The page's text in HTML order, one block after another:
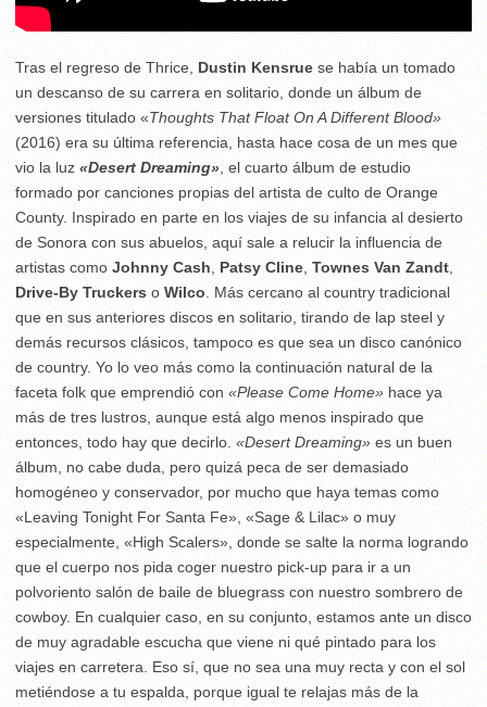
Tras el regreso de Thrice, Dustin Kensrue se había un tomado
un descanso de su carrera en solitario, donde un álbum de
versiones titulado «Thoughts That Float On A Different Blood»
(2016) era su última referencia, hasta hace cosa de un mes que
vio la luz «Desert Dreaming» , el cuarto álbum de estudio
formado por canciones propias del artista de culto de Orange
County. Inspirado en parte en los viajes de su infancia al desierto
de Sonora con sus abuelos, aquí sale a relucir la influencia de
artistas como Johnny Cash Patsy Cline Townes Van Zandt
Drive-By Truckers o Wilco . Más cercano al country tradicional
que en sus anteriores discos en solitario, tirando de lap steel y
demás recursos clásicos, tampoco es que sea un disco canónico
de country. Yo lo veo más como la continuación natural de la
faceta folk que emprendió con «Please Come Home» hace ya
más de tres lustros, aunque está algo menos inspirado que
entonces, todo hay que decirlo. «Desert Dreaming» es un buen
álbum, no cabe duda, pero quizá peca de ser demasiado
homogéneo y conservador, por mucho que haya temas como
«Leaving Tonight For Santa Fe», «Sage & Lilac» o muy
especialmente, «High Scalers», donde se salte la norma logrando
que el cuerpo nos pida coger nuestro pick-up para ir a un
polvoriento salón de baile de bluegrass con nuestro sombrero de
cowboy. En cualquier caso, en su conjunto, estamos ante un disco
de muy agradable escucha que viene ni qué pintado para los
viajes en carretera. Eso sí, que no sea una muy recta y con el sol
metiéndose a tu espalda, porque igual te relajas más de la